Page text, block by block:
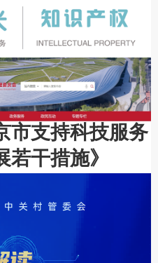
市支持科技服务
干措施》